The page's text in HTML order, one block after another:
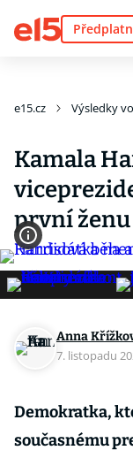
e15.cz Výsledky
Kamala
první
Anna
7. listopadu
Demokratka,
současnému